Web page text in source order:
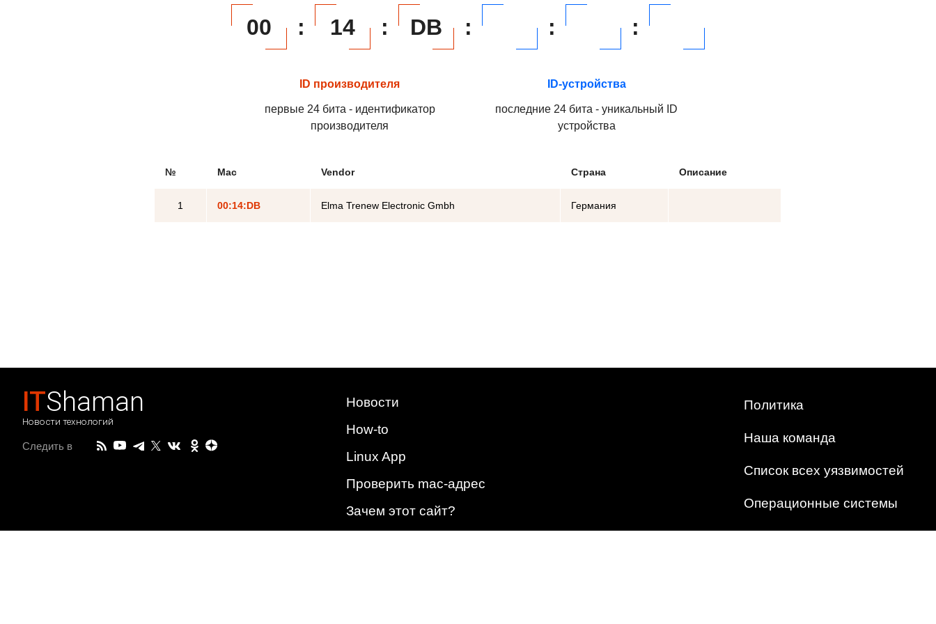
00 : 14 : DB : : :
ID производителя
первые 24 бита - идентификатор
производителя
ID-устройства
последние 24 бита - уникальный ID
устройства
№ Mac Vendor Страна Описание
1 00:14:DB Elma Trenew Electronic Gmbh Германия
ITShaman
Новости технологий
Следить в
Новости
How-to
Linux App
Проверить mac-адрес
Зачем этот сайт?
Политика
Наша команда
Список всех уязвимостей
Операционные системы